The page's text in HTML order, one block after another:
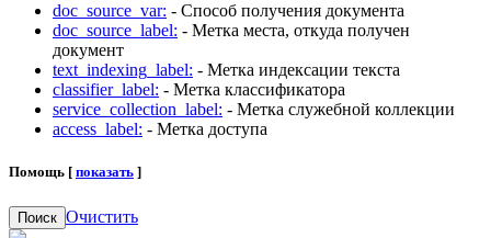
doc_source_var: - Способ получения документа
doc_source_label: - Метка места, откуда получен
документ
text_indexing_label: - Метка индексации текста
classifier_label: - Метка классификатора
service_collection_label: - Метка служебной коллекции
access_label: - Метка доступа
Помощь [ показать ]
Поиск Очистить